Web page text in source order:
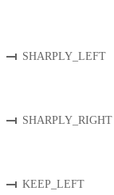
SHARPLY_LEFT
SHARPLY_RIGHT
KEEP_LEFT